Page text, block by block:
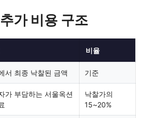
가 비용 구조
비율
서 최종 낙찰된 금액 기준
가 부담하는 서울옥션
낙찰가의
15~20%